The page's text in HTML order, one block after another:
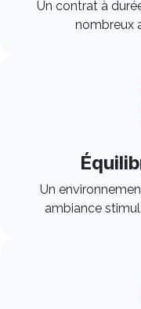
Un contrat à
nombreux
Un
ambiance